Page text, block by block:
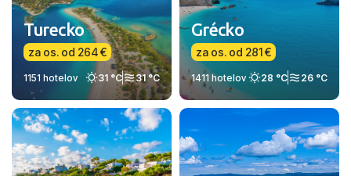
Turecko
za os. od 264 €
1151 hotelov 31 °C 31 °C
Grécko
za os. od 281 €
1411 hotelov 28 °C 26 °C